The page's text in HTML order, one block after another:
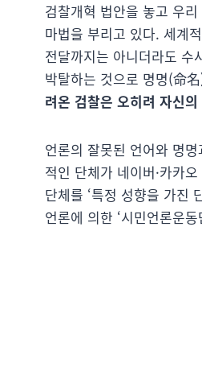
검찰개혁 법안을 놓고 우
마법을 부리고 있다. 세계
전달까지는 아니더라도 수
박탈하는 것으로 명명(命
려온 검찰은 오히려 자신
언론의 잘못된 언어와 명
적인 단체가 네이버·카카
단체를 ‘특정 성향을 가진
언론에 의한 ‘시민언론운